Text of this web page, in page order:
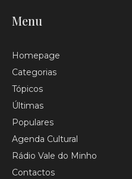
Menu
Homepage
Categorias
Tópicos
Últimas
Populares
Agenda Cultural
Rádio Vale do Minho
Contactos